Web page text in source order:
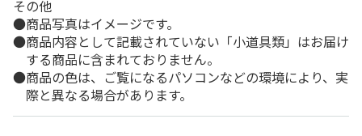
その他
商品写真はイメージです。
商品内容として記載されていない「小道具類」はお届け
する商品に含まれておりません。
商品の色は、ご覧になるパソコンなどの環境により、実
際と異なる場合があります。